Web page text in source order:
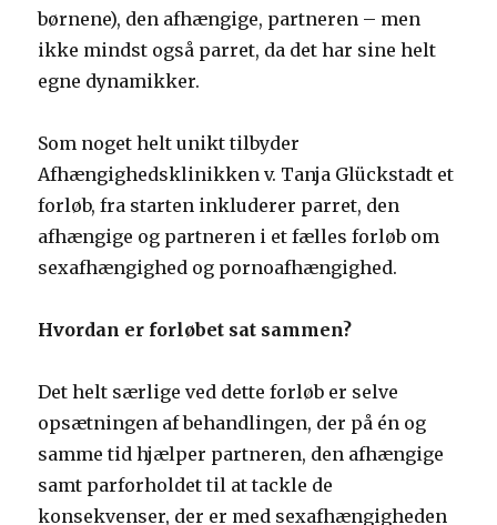
børnene), den afhængige, partneren – men
ikke mindst også parret, da det har sine helt
egne dynamikker.
Som noget helt unikt tilbyder
Afhængighedsklinikken v. Tanja Glückstadt et
forløb, fra starten inkluderer parret, den
afhængige og partneren i et fælles forløb om
sexafhængighed og pornoafhængighed.
Hvordan er forløbet sat sammen?
Det helt særlige ved dette forløb er selve
opsætningen af behandlingen, der på én og
samme tid hjælper partneren, den afhængige
samt parforholdet til at tackle de
konsekvenser, der er med sexafhængigheden